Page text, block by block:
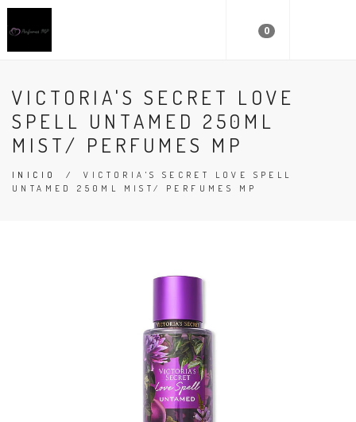
0
VICTORIA'S SECRET LOVE
SPELL UNTAMED 250ML
MIST/ PERFUMES MP
INICIO /VICTORIA'S SECRET LOVE SPELL
UNTAMED 250ML MIST/ PERFUMES MP